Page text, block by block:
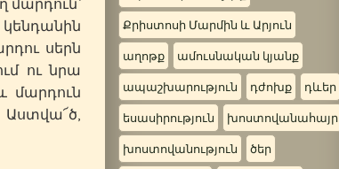
մարդուն`
կենդանին
սերն
ու նրա
Քրիստոսի Մարմին և Արյուն
աղոթք ամուսնական կյանք
ապաշխարություն դժոխք դևեր
եսասիրություն խոստովանահայր
խոստովանություն ծեր